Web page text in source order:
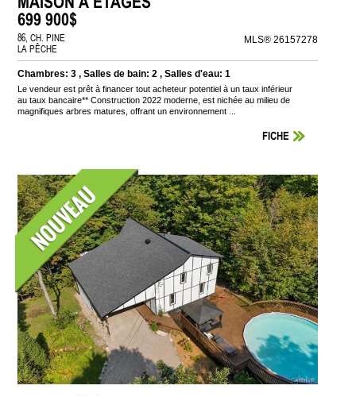
699 900$
86, CH. PINE
LA PÊCHE
MLS® 26157278
Chambres: 3 , Salles de bain: 2 , Salles d'eau: 1
Le vendeur est prêt à financer tout acheteur potentiel à un taux inférieur
au taux bancaire** Construction 2022 moderne, est nichée au milieu de
magnifiques arbres matures, offrant un environnement ...
FICHE